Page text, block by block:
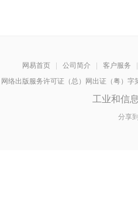
网易首页 | 公司简介 | 客户服务
|
网络出版服务许可证（总）网出证（粤）
工业和信
分享